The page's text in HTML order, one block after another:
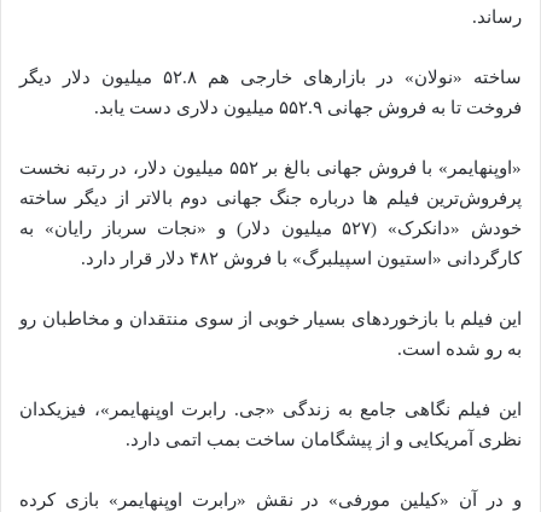
رساند.
ساخته‌‌‌‌‌ «نولان» در بازارهای خارجی هم ۵۲.۸ میلیون دلار دیگر
فروخت تا به فروش جهانی ۵۵۲.۹ میلیون دلاری دست یابد.
«اوپنهایمر» با فروش جهانی بالغ بر ۵۵۲ میلیون دلار، در رتبه نخست
پرفروش‌ترین فیلم‌ ها درباره جنگ جهانی دوم بالاتر از دیگر ساخته‌‌‌‌‌
خودش «دانکرک» (۵۲۷ میلیون دلار) و «نجات سرباز رایان» به
کارگردانی «استیون اسپیلبرگ» با فروش ۴۸۲ دلار قرار دارد.
این فیلم با بازخوردهای بسیار خوبی از سوی منتقدان و مخاطبان رو
به رو شده‌‌‌‌‌ است.
این فیلم نگاهی جامع به زندگی «جی. رابرت اوپنهایمر»، فیزیکدان
نظری آمریکایی و از پیشگامان ساخت بمب اتمی دارد.
و در آن «کیلین مورفی» در نقش «رابرت اوپنهایمر» بازی کرده